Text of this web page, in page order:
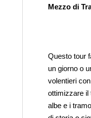
Mezzo di
Questo tour
un giorno o
volentieri
ottimizzare il
albe e i